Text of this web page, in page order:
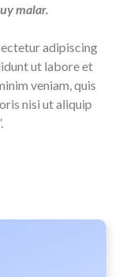
malar.
adipiscing
ut labore et
veniam, quis
nisi ut aliquip